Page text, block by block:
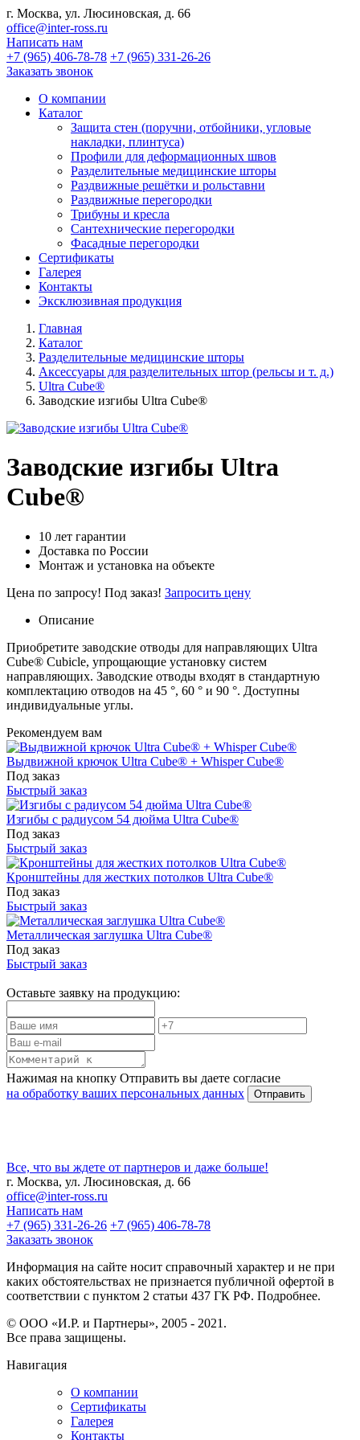
г. Москва, ул. Люсиновская, д. 66
office@inter-ross.ru
Написать нам
+7 (965) 406-78-78 +7 (965) 331-26-26
Заказать звонок
О компании
Каталог
Защита стен (поручни, отбойники, угловые
накладки, плинтуса)
Профили для деформационных швов
Разделительные медицинские шторы
Раздвижные решётки и рольставни
Раздвижные перегородки
Трибуны и кресла
Сантехнические перегородки
Фасадные перегородки
Сертификаты
Галерея
Контакты
Эксклюзивная продукция
Главная
Каталог
Разделительные медицинские шторы
Аксессуары для разделительных штор (рельсы и т. д.)
Ultra Cube®
Заводские изгибы Ultra Cube®
Заводские изгибы Ultra
Cube®
10 лет гарантии
Доставка по России
Монтаж и установка на объекте
Цена по запросу! Под заказ! Запросить цену
Описание
Приобретите заводские отводы для направляющих Ultra
Cube® Cubicle, упрощающие установку систем
направляющих. Заводские отводы входят в стандартную
комплектацию отводов на 45 °, 60 ° и 90 °. Доступны
индивидуальные углы.
Рекомендуем вам
Выдвижной крючок Ultra Cube® + Whisper Cube®
Под заказ
Быстрый заказ
Изгибы с радиусом 54 дюйма Ultra Cube®
Под заказ
Быстрый заказ
Кронштейны для жестких потолков Ultra Cube®
Под заказ
Быстрый заказ
Металлическая заглушка Ultra Cube®
Под заказ
Быстрый заказ
Оставьте заявку на продукцию:
Нажимая на кнопку Отправить вы даете согласие
на обработку ваших персональных данных
Все, что вы ждете от партнеров и даже больше!
г. Москва, ул. Люсиновская, д. 66
office@inter-ross.ru
Написать нам
+7 (965) 331-26-26 +7 (965) 406-78-78
Заказать звонок
Информация на сайте носит справочный характер и не при
каких обстоятельствах не признается публичной офертой в
соответствии с пунктом 2 статьи 437 ГК РФ. Подробнее.
© ООО «И.Р. и Партнеры», 2005 - 2021.
Все права защищены.
Навигация
О компании
Сертификаты
Галерея
Контакты